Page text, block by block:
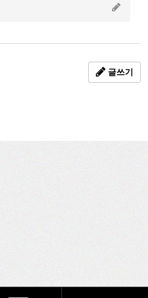
글쓰기